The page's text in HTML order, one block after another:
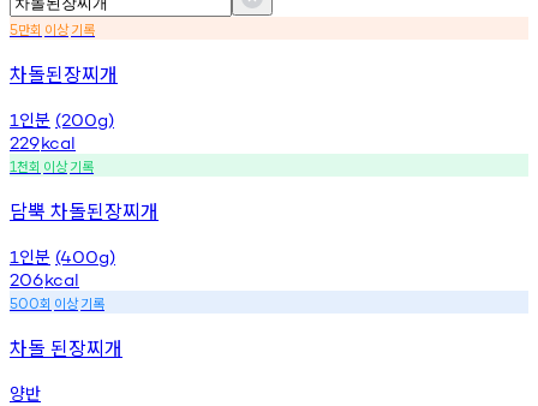
5만회 이상기록
차돌된장찌개
1 인분 (200g)
229kcal
1천회 이상기록
담뿍 차돌된장찌개
1 인분 (400g)
206kcal
500회 이상기록
차돌 된장찌개
양반